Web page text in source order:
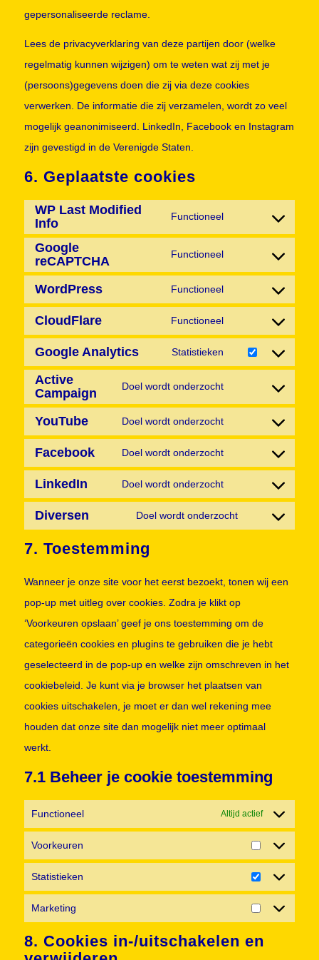
gepersonaliseerde reclame.
Lees de privacyverklaring van deze partijen door (welke
regelmatig kunnen wijzigen) om te weten wat zij met je
(persoons)gegevens doen die zij via deze cookies
verwerken. De informatie die zij verzamelen, wordt zo veel
mogelijk geanonimiseerd. LinkedIn, Facebook en Instagram
zijn gevestigd in de Verenigde Staten.
6. Geplaatste cookies
WP Last Modified
Info
Functioneel
last-
info
Google
reCAPTCHA
Functioneel
service
recaptcha
WordPress Functioneel
service
CloudFlare Functioneel
service
Google Analytics Statistieken
service
Active
Campaign
Doel wordt onderzocht
service
YouTube Doel wordt onderzocht
service
Facebook Doel wordt onderzocht
service
LinkedIn Doel wordt onderzocht
to
Diversen Doel wordt onderzocht
diversen
7. Toestemming
Wanneer je onze site voor het eerst bezoekt, tonen wij een
pop-up met uitleg over cookies. Zodra je klikt op
‘Voorkeuren opslaan’ geef je ons toestemming om de
categorieën cookies en plugins te gebruiken die je hebt
geselecteerd in de pop-up en welke zijn omschreven in het
cookiebeleid. Je kunt via je browser het plaatsen van
cookies uitschakelen, je moet er dan wel rekening mee
houden dat onze site dan mogelijk niet meer optimaal
werkt.
7.1 Beheer je cookie toestemming
Functioneel Altijd actief
Voorkeuren
Statistieken
Marketing
8. Cookies in-/uitschakelen en